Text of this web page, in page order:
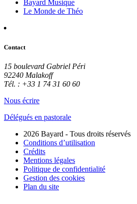
Bayard Musique
Le Monde de Théo
Contact
15 boulevard Gabriel Péri
92240 Malakoff
Tél. : +33 1 74 31 60 60
Nous écrire
Délégués en pastorale
2026 Bayard - Tous droits réservés
Conditions d’utilisation
Crédits
Mentions légales
Politique de confidentialité
Gestion des cookies
Plan du site